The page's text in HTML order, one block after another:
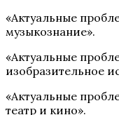
«Актуальные
музыкознание».
«Актуальные
изобразительное
«Актуальные
театр и кино».